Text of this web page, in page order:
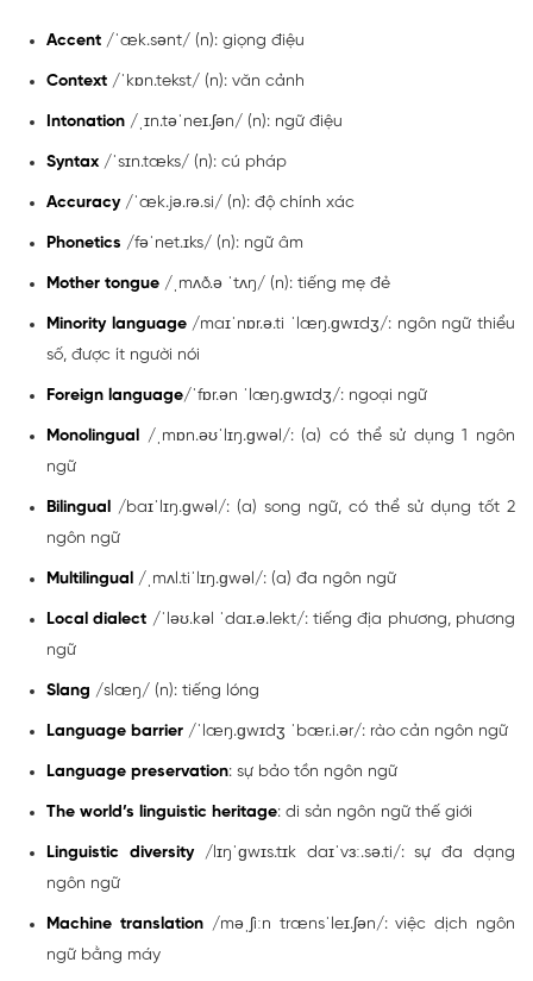
Accent /ˈæk.sənt/ (n): giọng điệu
Context /ˈkɒn.tekst/ (n): văn cảnh
Intonation /ˌɪn.təˈneɪ.ʃən/ (n): ngữ điệu
Syntax /ˈsɪn.tæks/ (n): cú pháp
Accuracy /ˈæk.jə.rə.si/ (n): độ chính xác
Phonetics /fəˈnet.ɪks/ (n): ngữ âm
Mother tongue /ˌmʌð.ə ˈtʌŋ/ (n): tiếng mẹ đẻ
Minority language/maɪˈnɒr.ə.ti ˈlæŋ.ɡwɪdʒ/: ngôn ngữ thiểu
số, được ít người nói
Foreign language/ˈfɒr.ən ˈlæŋ.ɡwɪdʒ/: ngoại ngữ
Monolingual
/ˌmɒn.əʊˈlɪŋ.ɡwəl/: (a) có thể sử dụng 1 ngôn
ngữ
Bilingual /baɪˈlɪŋ.ɡwəl/: (a) song ngữ, có thể sử dụng tốt 2
ngôn ngữ
Multilingual /ˌmʌl.tiˈlɪŋ.ɡwəl/: (a) đa ngôn ngữ
Local dialect /ˈləʊ.kəl ˈdaɪ.ə.lekt/: tiếng địa phương, phương
ngữ
Slang /slæŋ/ (n): tiếng lóng
Language barrier /ˈlæŋ.ɡwɪdʒ ˈbær.i.ər/: rào cản ngôn ngữ
Language preservation: sự bảo tồn ngôn ngữ
The world’s linguistic heritage: di sản ngôn ngữ thế giới
Linguistic diversity/lɪŋˈɡwɪs.tɪk daɪˈvɜː.sə.ti/: sự đa dạng
ngôn ngữ
Machine translation/məˌʃiːn trænsˈleɪ.ʃən/: việc dịch ngôn
ngữ bằng máy